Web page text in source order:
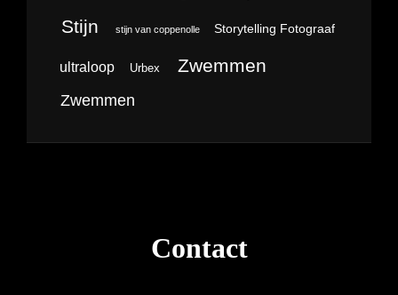
Stijn stijn van coppenolle Storytelling Fotograaf
ultraloop Urbex Zwemmen
Zwemmen
Contact